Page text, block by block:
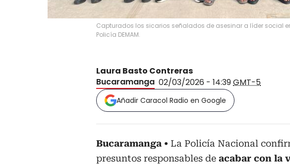
Capturados los sicarios señalados de asesinar a líder social
Policía DEMAM.
Laura Basto Contreras
Bucaramanga 02/03/2026 - 14:39GMT-5
Añadir Caracol Radio en Google
Bucaramanga
La Policía Nacional
presuntos responsables de acabar con la